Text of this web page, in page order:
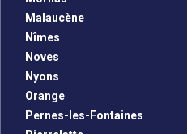
Malaucène
Nîmes
Noves
Nyons
Orange
Pernes-les-Fontaines